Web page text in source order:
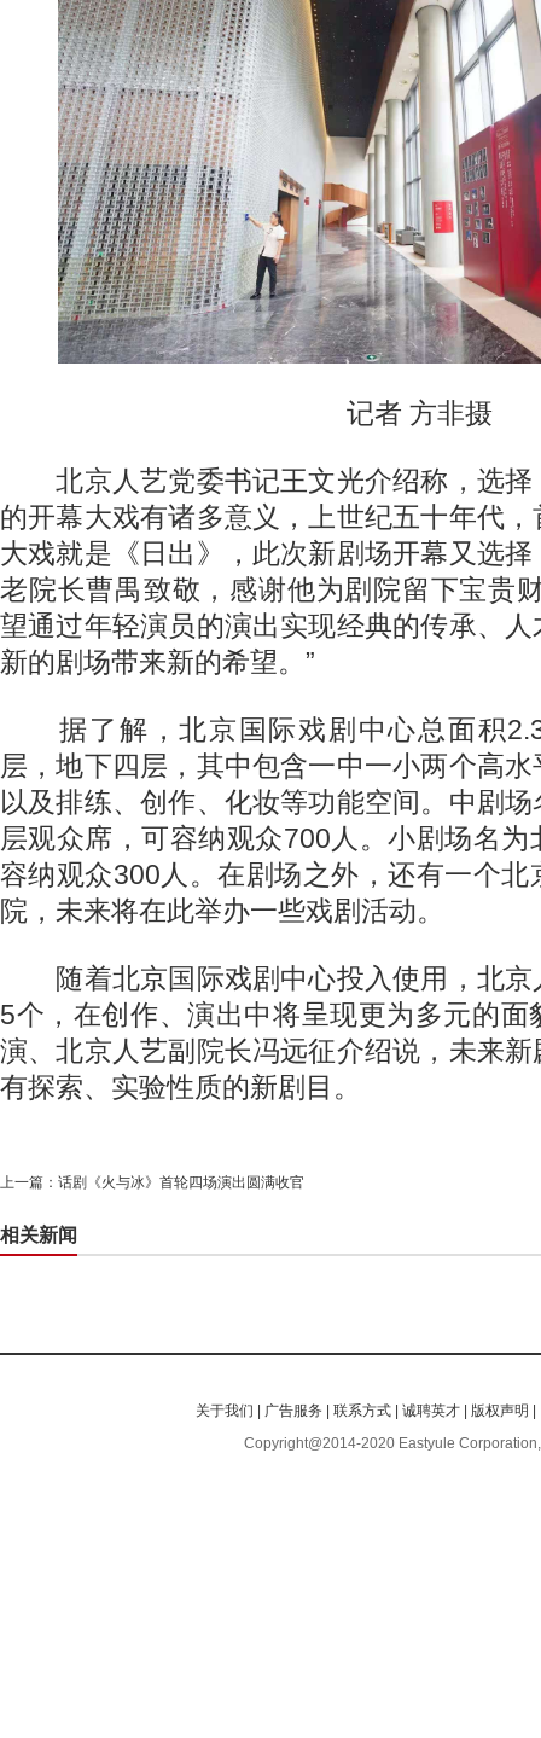
记者 方非摄
北京人艺党委书记王文光介绍称，选择
的开幕大戏有诸多意义，上世纪五十年代
大戏就是《日出》，此次新剧场开幕又选
老院长曹禺致敬，感谢他为剧院留下宝贵
望通过年轻演员的演出实现经典的传承、
新的剧场带来新的希望。”
据了解，北京国际戏剧中心总面积
层，地下四层，其中包含一中一小两个高
以及排练、创作、化妆等功能空间。中剧
层观众席，可容纳观众700人。小剧场名
容纳观众300人。在剧场之外，还有一个
院，未来将在此举办一些戏剧活动。
随着北京国际戏剧中心投入使用，北京
5个，在创作、演出中将呈现更为多元的面
演、北京人艺副院长冯远征介绍说，未来
有探索、实验性质的新剧目。
上一篇： 话剧《火与冰》首轮四场演出圆满收官
相关新闻
关于我们 | 广告服务 |联系方式 |诚聘英才 | 版权声明 |
Copyright@2014-2020 Eastyule